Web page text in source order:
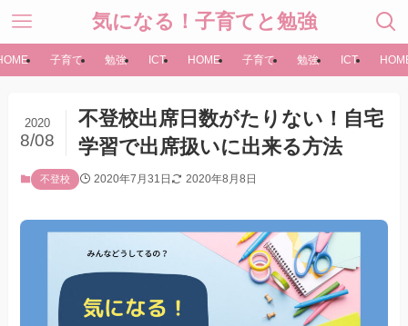
気になる！子育てと勉強
子育て 勉強 ICT HOME 子育て 勉強 ICT
不登校出席日数がたりない！自宅
学習で出席扱いに出来る方法
2020
8/08
不登校 2020年7月31日 2020年8月8日